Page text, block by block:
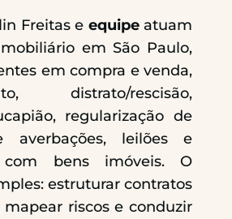
Freitas e equipeatuam
em São Paulo,
em compra e venda,
distrato/rescisão,
regularização de
averbações, leilões e
com bens imóveis. O
estruturar contratos
riscos e conduzir